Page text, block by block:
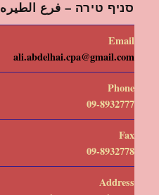
סניף טירה – فرع الطيره
Email
ali.abdelhai.cpa@gmail.com
Phone
09-8932777
Fax
09-8932778
Address